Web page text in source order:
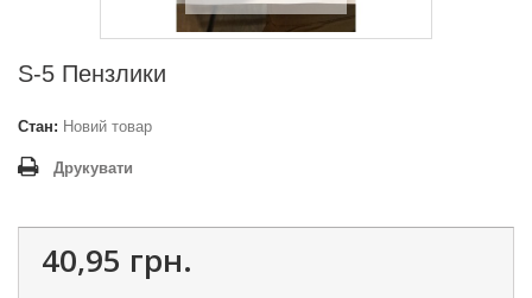
S-5 Пензлики
Стан: Новий товар
Друкувати
40,95 грн.